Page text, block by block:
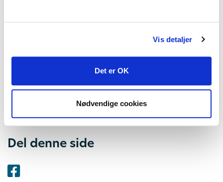
Vis detaljer
Det er OK
Nødvendige cookies
med dit bedste tip eller
kommunikation. Så samler vi op og deler vi
Hanne Jacobsen, formand i ATO
Del denne side